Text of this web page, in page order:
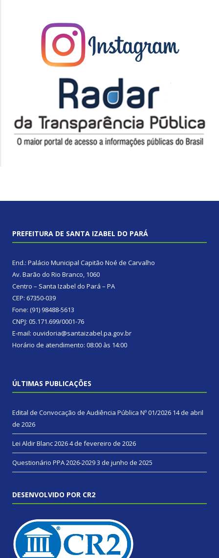
PREFEITURA DE SANTA IZABEL DO PARÁ
End.: Palácio Municipal Capitão Noé de Carvalho
Av. Barão do Rio Branco, 1060
Centro – Santa Izabel do Pará – PA
CEP: 67350-039
Fone: (91) 98488-5613
CNPJ: 05.171.699/0001-76
E-mail: ouvidoria@santaizabel.pa.gov.br
Horário de atendimento: 08:00 às 14:00
ÚLTIMAS PUBLICAÇÕES
Edital de Convocação de Audiência Pública Nº 01/2026 14 de abril
de 2026
Lei Aldir Blanc 20264 de fevereiro de 2026
Questionário PPA 2026-20293 de junho de 2025
DESENVOLVIDO POR CR2